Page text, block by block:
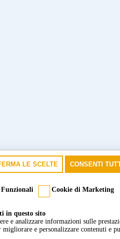
LE SCELTE CONSENTI
Funzionali Cookie di Marketing
in questo sito
e analizzare informazioni sulle
e personalizzare contenuti e